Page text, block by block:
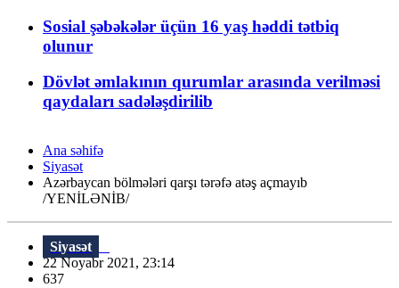
Sosial şəbəkələr üçün 16 yaş həddi tətbiq
olunur
Dövlət əmlakının qurumlar arasında verilməsi
qaydaları sadələşdirilib
Ana səhifə
Siyasət
Azərbaycan bölmələri qarşı tərəfə atəş açmayıb
/YENİLƏNİB/
Siyasət
22 Noyabr 2021, 23:14
637